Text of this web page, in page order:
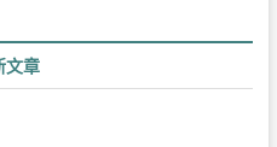
文章